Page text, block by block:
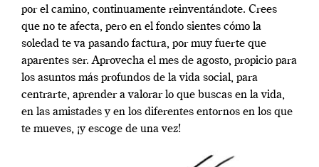
por el camino, continuamente reinventándote. Crees
que no te afecta, pero en el fondo sientes cómo la
soledad te va pasando factura, por muy fuerte que
aparentes ser. Aprovecha el mes de agosto, propicio para
los asuntos más profundos de la vida social, para
centrarte, aprender a valorar lo que buscas en la vida,
en las amistades y en los diferentes entornos en los que
te mueves, ¡y escoge de una vez!